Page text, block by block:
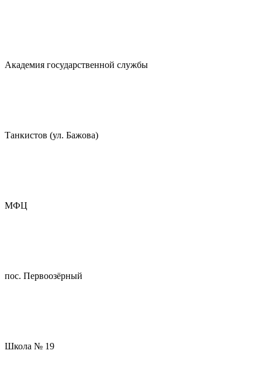
Академия государственной службы
Танкистов (ул. Бажова)
МФЦ
пос. Первоозёрный
Школа № 19